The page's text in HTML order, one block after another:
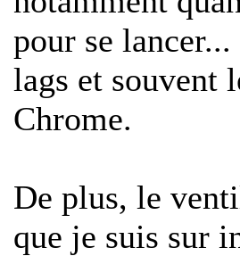
pour se
lags et souvent
Chrome.
De plus, le
que je suis sur